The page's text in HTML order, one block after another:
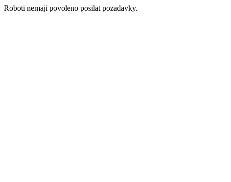
Roboti nemaji povoleno posilat pozadavky.